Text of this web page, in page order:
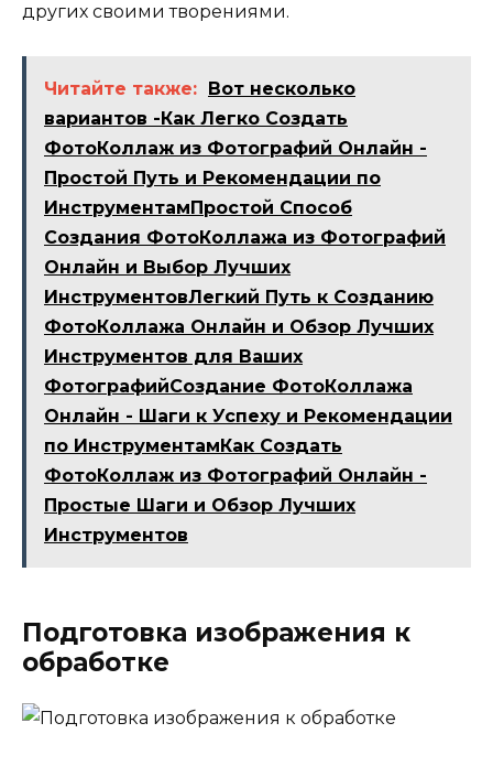
других своими творениями.
Читайте также:
Вот несколько
вариантов -Как Легко Создать
ФотоКоллаж из Фотографий Онлайн -
Простой Путь и Рекомендации по
ИнструментамПростой Способ
Создания ФотоКоллажа из Фотографий
Онлайн и Выбор Лучших
ИнструментовЛегкий Путь к Созданию
ФотоКоллажа Онлайн и Обзор Лучших
Инструментов для Ваших
ФотографийСоздание ФотоКоллажа
Онлайн - Шаги к Успеху и Рекомендации
по ИнструментамКак Создать
ФотоКоллаж из Фотографий Онлайн -
Простые Шаги и Обзор Лучших
Инструментов
Подготовка изображения к
обработке